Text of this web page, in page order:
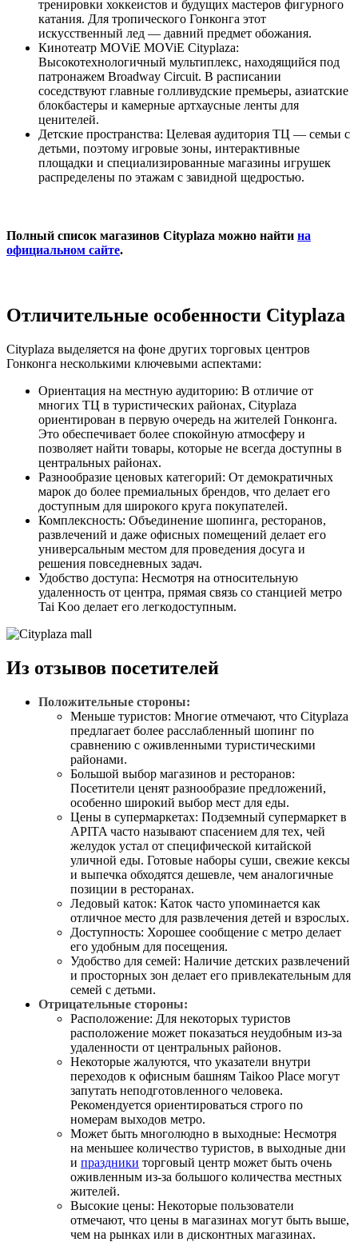
тренировки хоккеистов и будущих мастеров фигурного
катания. Для тропического Гонконга этот
искусственный лед — давний предмет обожания.
Кинотеатр MOViE MOViE Cityplaza:
Высокотехнологичный мультиплекс, находящийся под
патронажем Broadway Circuit. В расписании
соседствуют главные голливудские премьеры, азиатские
блокбастеры и камерные артхаусные ленты для
ценителей.
Детские пространства: Целевая аудитория ТЦ — семьи с
детьми, поэтому игровые зоны, интерактивные
площадки и специализированные магазины игрушек
распределены по этажам с завидной щедростью.
Полный список магазинов Cityplaza можно найти на
официальном сайте.
Отличительные особенности Cityplaza
Cityplaza выделяется на фоне других торговых центров
Гонконга несколькими ключевыми аспектами:
Ориентация на местную аудиторию: В отличие от
многих ТЦ в туристических районах, Cityplaza
ориентирован в первую очередь на жителей Гонконга.
Это обеспечивает более спокойную атмосферу и
позволяет найти товары, которые не всегда доступны в
центральных районах.
Разнообразие ценовых категорий: От демократичных
марок до более премиальных брендов, что делает его
доступным для широкого круга покупателей.
Комплексность: Объединение шопинга, ресторанов,
развлечений и даже офисных помещений делает его
универсальным местом для проведения досуга и
решения повседневных задач.
Удобство доступа: Несмотря на относительную
удаленность от центра, прямая связь со станцией метро
Tai Koo делает его легкодоступным.
Из отзывов посетителей
Положительные стороны:
Меньше туристов: Многие отмечают, что Cityplaza
предлагает более расслабленный шопинг по
сравнению с оживленными туристическими
районами.
Большой выбор магазинов и ресторанов:
Посетители ценят разнообразие предложений,
особенно широкий выбор мест для еды.
Цены в супермаркетах: Подземный супермаркет в
APITA часто называют спасением для тех, чей
желудок устал от специфической китайской
уличной еды. Готовые наборы суши, свежие кексы
и выпечка обходятся дешевле, чем аналогичные
позиции в ресторанах.
Ледовый каток: Каток часто упоминается как
отличное место для развлечения детей и взрослых.
Доступность: Хорошее сообщение с метро делает
его удобным для посещения.
Удобство для семей: Наличие детских развлечений
и просторных зон делает его привлекательным для
семей с детьми.
Отрицательные стороны:
Расположение: Для некоторых туристов
расположение может показаться неудобным из-за
удаленности от центральных районов.
Некоторые жалуются, что указатели внутри
переходов к офисным башням Taikoo Place могут
запутать неподготовленного человека.
Рекомендуется ориентироваться строго по
номерам выходов метро.
Может быть многолюдно в выходные: Несмотря
на меньшее количество туристов, в выходные дни
и праздники торговый центр может быть очень
оживленным из-за большого количества местных
жителей.
Высокие цены: Некоторые пользователи
отмечают, что цены в магазинах могут быть выше,
чем на рынках или в дисконтных магазинах.